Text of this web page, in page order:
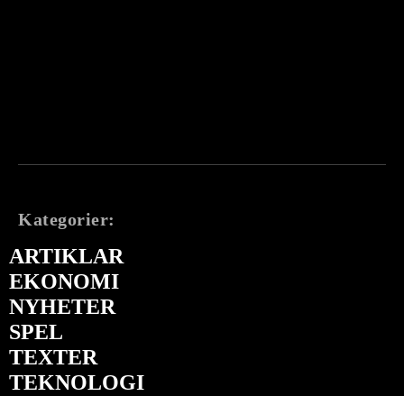
Kategorier:
ARTIKLAR
EKONOMI
NYHETER
SPEL
TEXTER
TEKNOLOGI